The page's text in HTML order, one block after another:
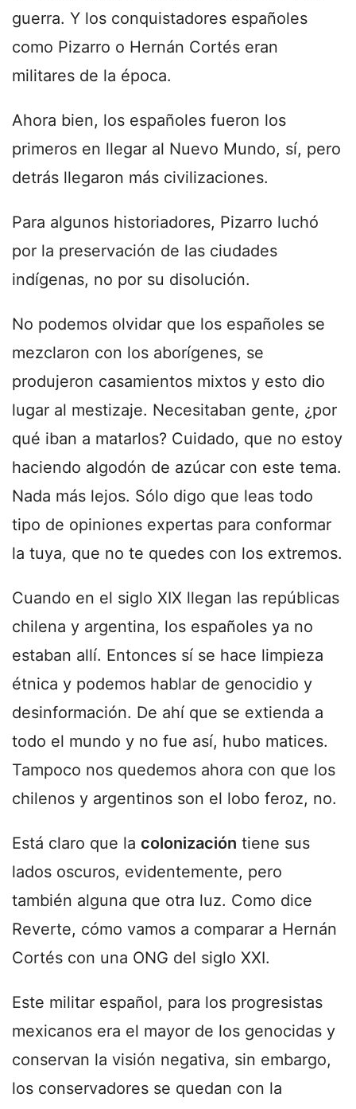
guerra. Y los conquistadores españoles
como Pizarro o Hernán Cortés eran
militares de la época.
Ahora bien, los españoles fueron los
primeros en llegar al Nuevo Mundo, sí, pero
detrás llegaron más civilizaciones.
Para algunos historiadores, Pizarro luchó
por la preservación de las ciudades
indígenas, no por su disolución.
No podemos olvidar que los españoles se
mezclaron con los aborígenes, se
produjeron casamientos mixtos y esto dio
lugar al mestizaje. Necesitaban gente, ¿por
qué iban a matarlos? Cuidado, que no estoy
haciendo algodón de azúcar con este tema.
Nada más lejos. Sólo digo que leas todo
tipo de opiniones expertas para conformar
la tuya, que no te quedes con los extremos.
Cuando en el siglo XIX llegan las repúblicas
chilena y argentina, los españoles ya no
estaban allí. Entonces sí se hace limpieza
étnica y podemos hablar de genocidio y
desinformación. De ahí que se extienda a
todo el mundo y no fue así, hubo matices.
Tampoco nos quedemos ahora con que los
chilenos y argentinos son el lobo feroz, no.
Está claro que la colonización tiene sus
lados oscuros, evidentemente, pero
también alguna que otra luz. Como dice
Reverte, cómo vamos a comparar a Hernán
Cortés con una ONG del siglo XXI.
Este militar español, para los progresistas
mexicanos era el mayor de los genocidas y
conservan la visión negativa, sin embargo,
los conservadores se quedan con la